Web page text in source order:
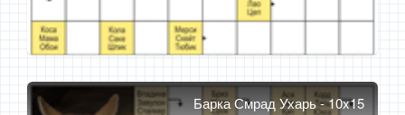
Барка Смрад Ухарь - 10x15